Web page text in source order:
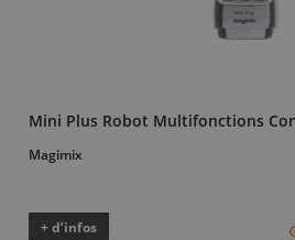
Mini Plus Robot Multifonctions
Magimix
+ d’infos